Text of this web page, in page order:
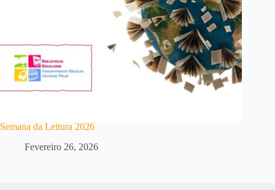
Semana da Leitura 2026
Fevereiro 26, 2026